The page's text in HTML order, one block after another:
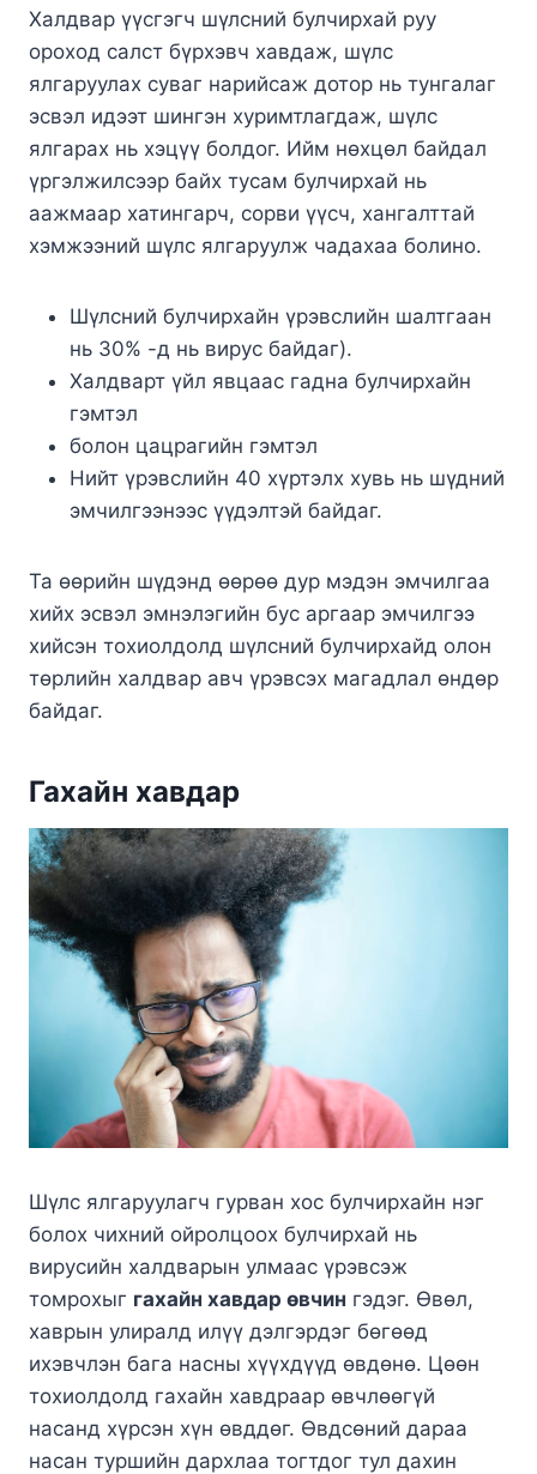
Халдвар үүсгэгч шүлсний булчирхай руу
ороход салст бүрхэвч хавдаж, шүлс
ялгаруулах суваг нарийсаж дотор нь тунгалаг
эсвэл идээт шингэн хуримтлагдаж, шүлс
ялгарах нь хэцүү болдог. Ийм нөхцөл байдал
үргэлжилсээр байх тусам булчирхай нь
аажмаар хатингарч, сорви үүсч, хангалттай
хэмжээний шүлс ялгаруулж чадахаа болино.
Шүлсний булчирхайн үрэвслийн шалтгаан
нь 30% -д нь вирус байдаг).
Халдварт үйл явцаас гадна булчирхайн
гэмтэл
болон цацрагийн гэмтэл
Нийт үрэвслийн 40 хүртэлх хувь нь шүдний
эмчилгээнээс үүдэлтэй байдаг.
Та өөрийн шүдэнд өөрөө дур мэдэн эмчилгаа
хийх эсвэл эмнэлэгийн бус аргаар эмчилгээ
хийсэн тохиолдолд шүлсний булчирхайд олон
төрлийн халдвар авч үрэвсэх магадлал өндөр
байдаг.
Гахайн хавдар
Шүлс ялгаруулагч гурван хос булчирхайн нэг
болох чихний ойролцоох булчирхай нь
вирусийн халдварын улмаас үрэвсэж
томрохыг гахайн хавдар өвчин гэдэг. Өвөл,
хаврын улиралд илүү дэлгэрдэг бөгөөд
ихэвчлэн бага насны хүүхдүүд өвдөнө. Цөөн
тохиолдолд гахайн хавдраар өвчлөөгүй
насанд хүрсэн хүн өвддөг. Өвдсөний дараа
насан туршийн дархлаа тогтдог тул дахин